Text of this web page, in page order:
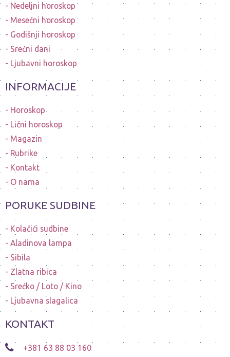
Nedeljni horoskop
Mesečni horoskop
Godišnji horoskop
Srećni dani
Ljubavni horoskop
INFORMACIJE
Horoskop
Lični horoskop
Magazin
Rubrike
Kontakt
O nama
PORUKE SUDBINE
Kolačići sudbine
Aladinova lampa
Sibila
Zlatna ribica
Srećko / Loto / Kino
Ljubavna slagalica
KONTAKT
+381 63 88 03 160